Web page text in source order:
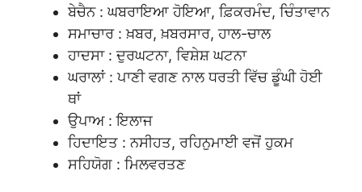
ਬੇਚੈਨ : ਘਬਰਾਇਆ ਹੋਇਆ, ਫ਼ਿਕਰਮੰਦ, ਚਿੰਤਾਵਾਨ
ਸਮਾਚਾਰ : ਖ਼ਬਰ, ਖ਼ਬਰਸਾਰ, ਹਾਲ-ਚਾਲ
ਹਾਦਸਾ : ਦੁਰਘਟਨਾ, ਵਿਸ਼ੇਸ਼ ਘਟਨਾ
ਘਰਾਲਾਂ : ਪਾਣੀ ਵਗਣ ਨਾਲ ਧਰਤੀ ਵਿੱਚ ਡੂੰਘੀ ਹੋਈ
ਥਾਂ
ਉਪਾਅ : ਇਲਾਜ
ਹਿਦਾਇਤ : ਨਸੀਹਤ, ਰਹਿਨੁਮਾਈ ਵਜੋਂ ਹੁਕਮ
ਸਹਿਯੋਗ : ਮਿਲਵਰਤਣ